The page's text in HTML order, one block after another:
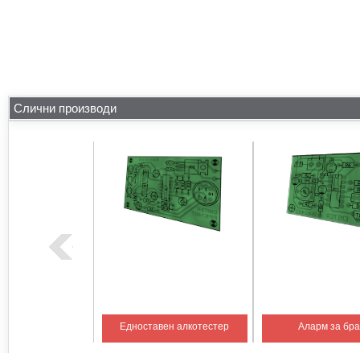
Слични производи
Едноставен алкотестер Аларм за